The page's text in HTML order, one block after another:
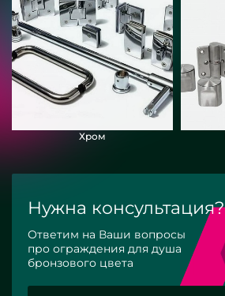
Хром
Нужна консультация?
Ответим на Ваши вопросы
про ограждения для душа
бронзового цвета